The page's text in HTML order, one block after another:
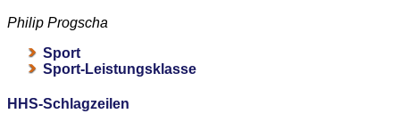
Philip Progscha
Sport
Sport-Leistungsklasse
HHS-Schlagzeilen